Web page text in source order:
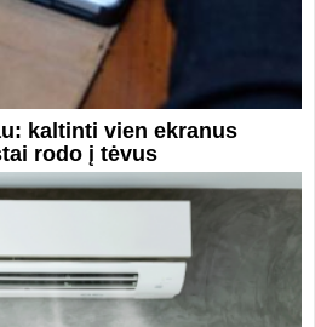
kaltinti vien ekranus
rodo į tėvus